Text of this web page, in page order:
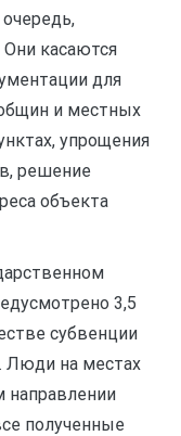
касаются
для
и местных
упрощения
решение
объекта
3,5
субвенции
Люди на местах
направлении
полученные